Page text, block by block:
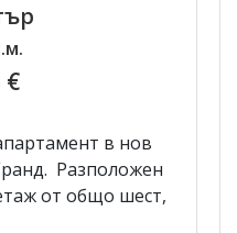
€
в нов
Разположен
от общо шест,